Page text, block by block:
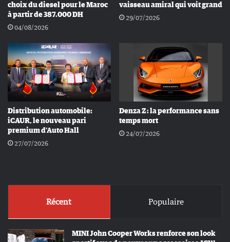
choix du diesel pour le Maroc
à partir de 387.000 DH
04/08/2026
vaisseau amiral qui voit grand
29/07/2026
Distribution automobile:
iCAUR, le nouveau pari
premium d’Auto Hall
27/07/2026
Denza Z : la performance sans
temps mort
24/07/2026
Récent Populaire
MINI John Cooper Works renforce son look